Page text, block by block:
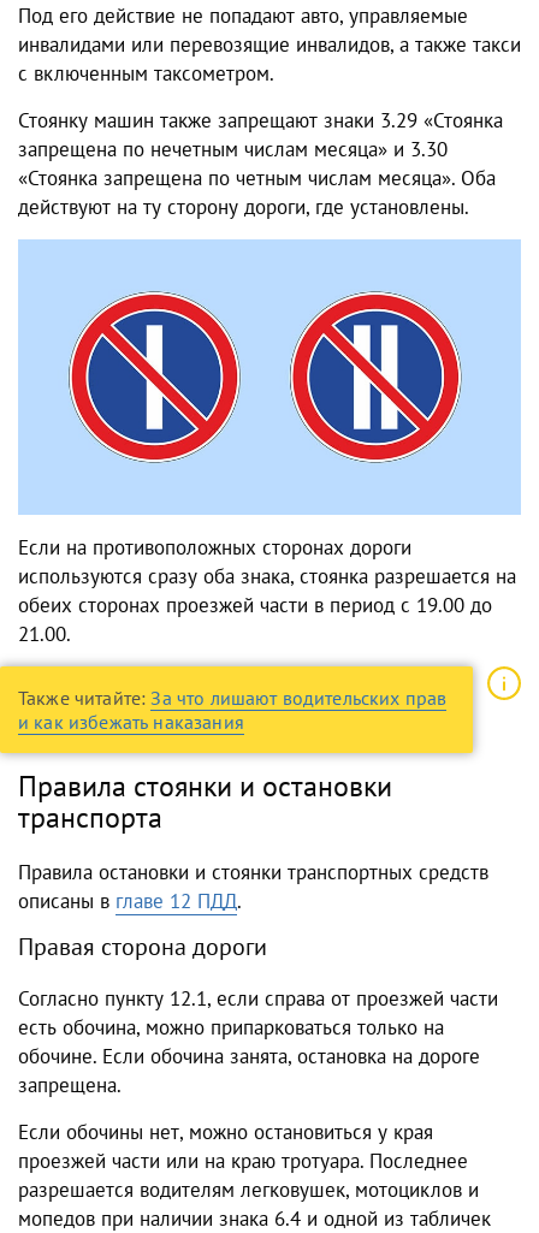
Под его действие не попадают авто, управляемые
инвалидами или перевозящие инвалидов, а также такси
с включенным таксометром.
Стоянку машин также запрещают знаки 3.29 «Стоянка
запрещена по нечетным числам месяца» и 3.30
«Стоянка запрещена по четным числам месяца». Оба
действуют на ту сторону дороги, где установлены.
Если на противоположных сторонах дороги
используются сразу оба знака, стоянка разрешается на
обеих сторонах проезжей части в период с 19.00 до
21.00.
Также читайте:За что лишают водительских прав
и как избежать наказания
Правила стоянки и остановки
транспорта
Правила остановки и стоянки транспортных средств
описаны в главе 12 ПДД.
Правая сторона дороги
Согласно пункту 12.1, если справа от проезжей части
есть обочина, можно припарковаться только на
обочине. Если обочина занята, остановка на дороге
запрещена.
Если обочины нет, можно остановиться у края
проезжей части или на краю тротуара. Последнее
разрешается водителям легковушек, мотоциклов и
мопедов при наличии знака 6.4 и одной из табличек